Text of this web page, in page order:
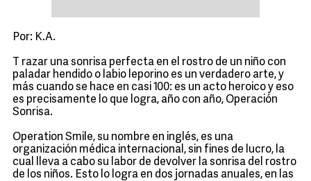
Por: K.A.
T razar una sonrisa perfecta en el rostro de un niño con
paladar hendido o labio leporino es un verdadero arte, y
más cuando se hace en casi 100: es un acto heroico y eso
es precisamente lo que logra, año con año, Operación
Sonrisa.
Operation Smile, su nombre en inglés, es una
organización médica internacional, sin fines de lucro, la
cual lleva a cabo su labor de devolver la sonrisa del rostro
de los niños. Esto lo logra en dos jornadas anuales, en las